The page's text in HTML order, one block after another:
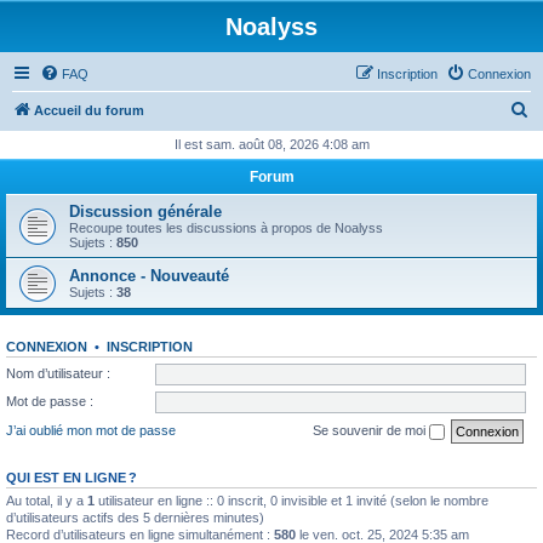
Noalyss
FAQ Connexion
Inscription
Accueil du forum
h
r
h
Il est sam. août 08, 2026 4:08 am
Forum
Discussion générale
Recoupe toutes les discussions à propos de Noalyss
Sujets : 850
Annonce - Nouveauté
Sujets : 38
CONNEXION • INSCRIPTION
Nom d’utilisateur :
Mot de passe :
J’ai oublié mon mot de passe
Se souvenir de moi
QUI EST EN LIGNE ?
Au total, il y a 1 utilisateur en ligne :: 0 inscrit, 0 invisible et 1 invité (selon le nombre
d’utilisateurs actifs des 5 dernières minutes)
Record d’utilisateurs en ligne simultanément : 580 le ven. oct. 25, 2024 5:35 am